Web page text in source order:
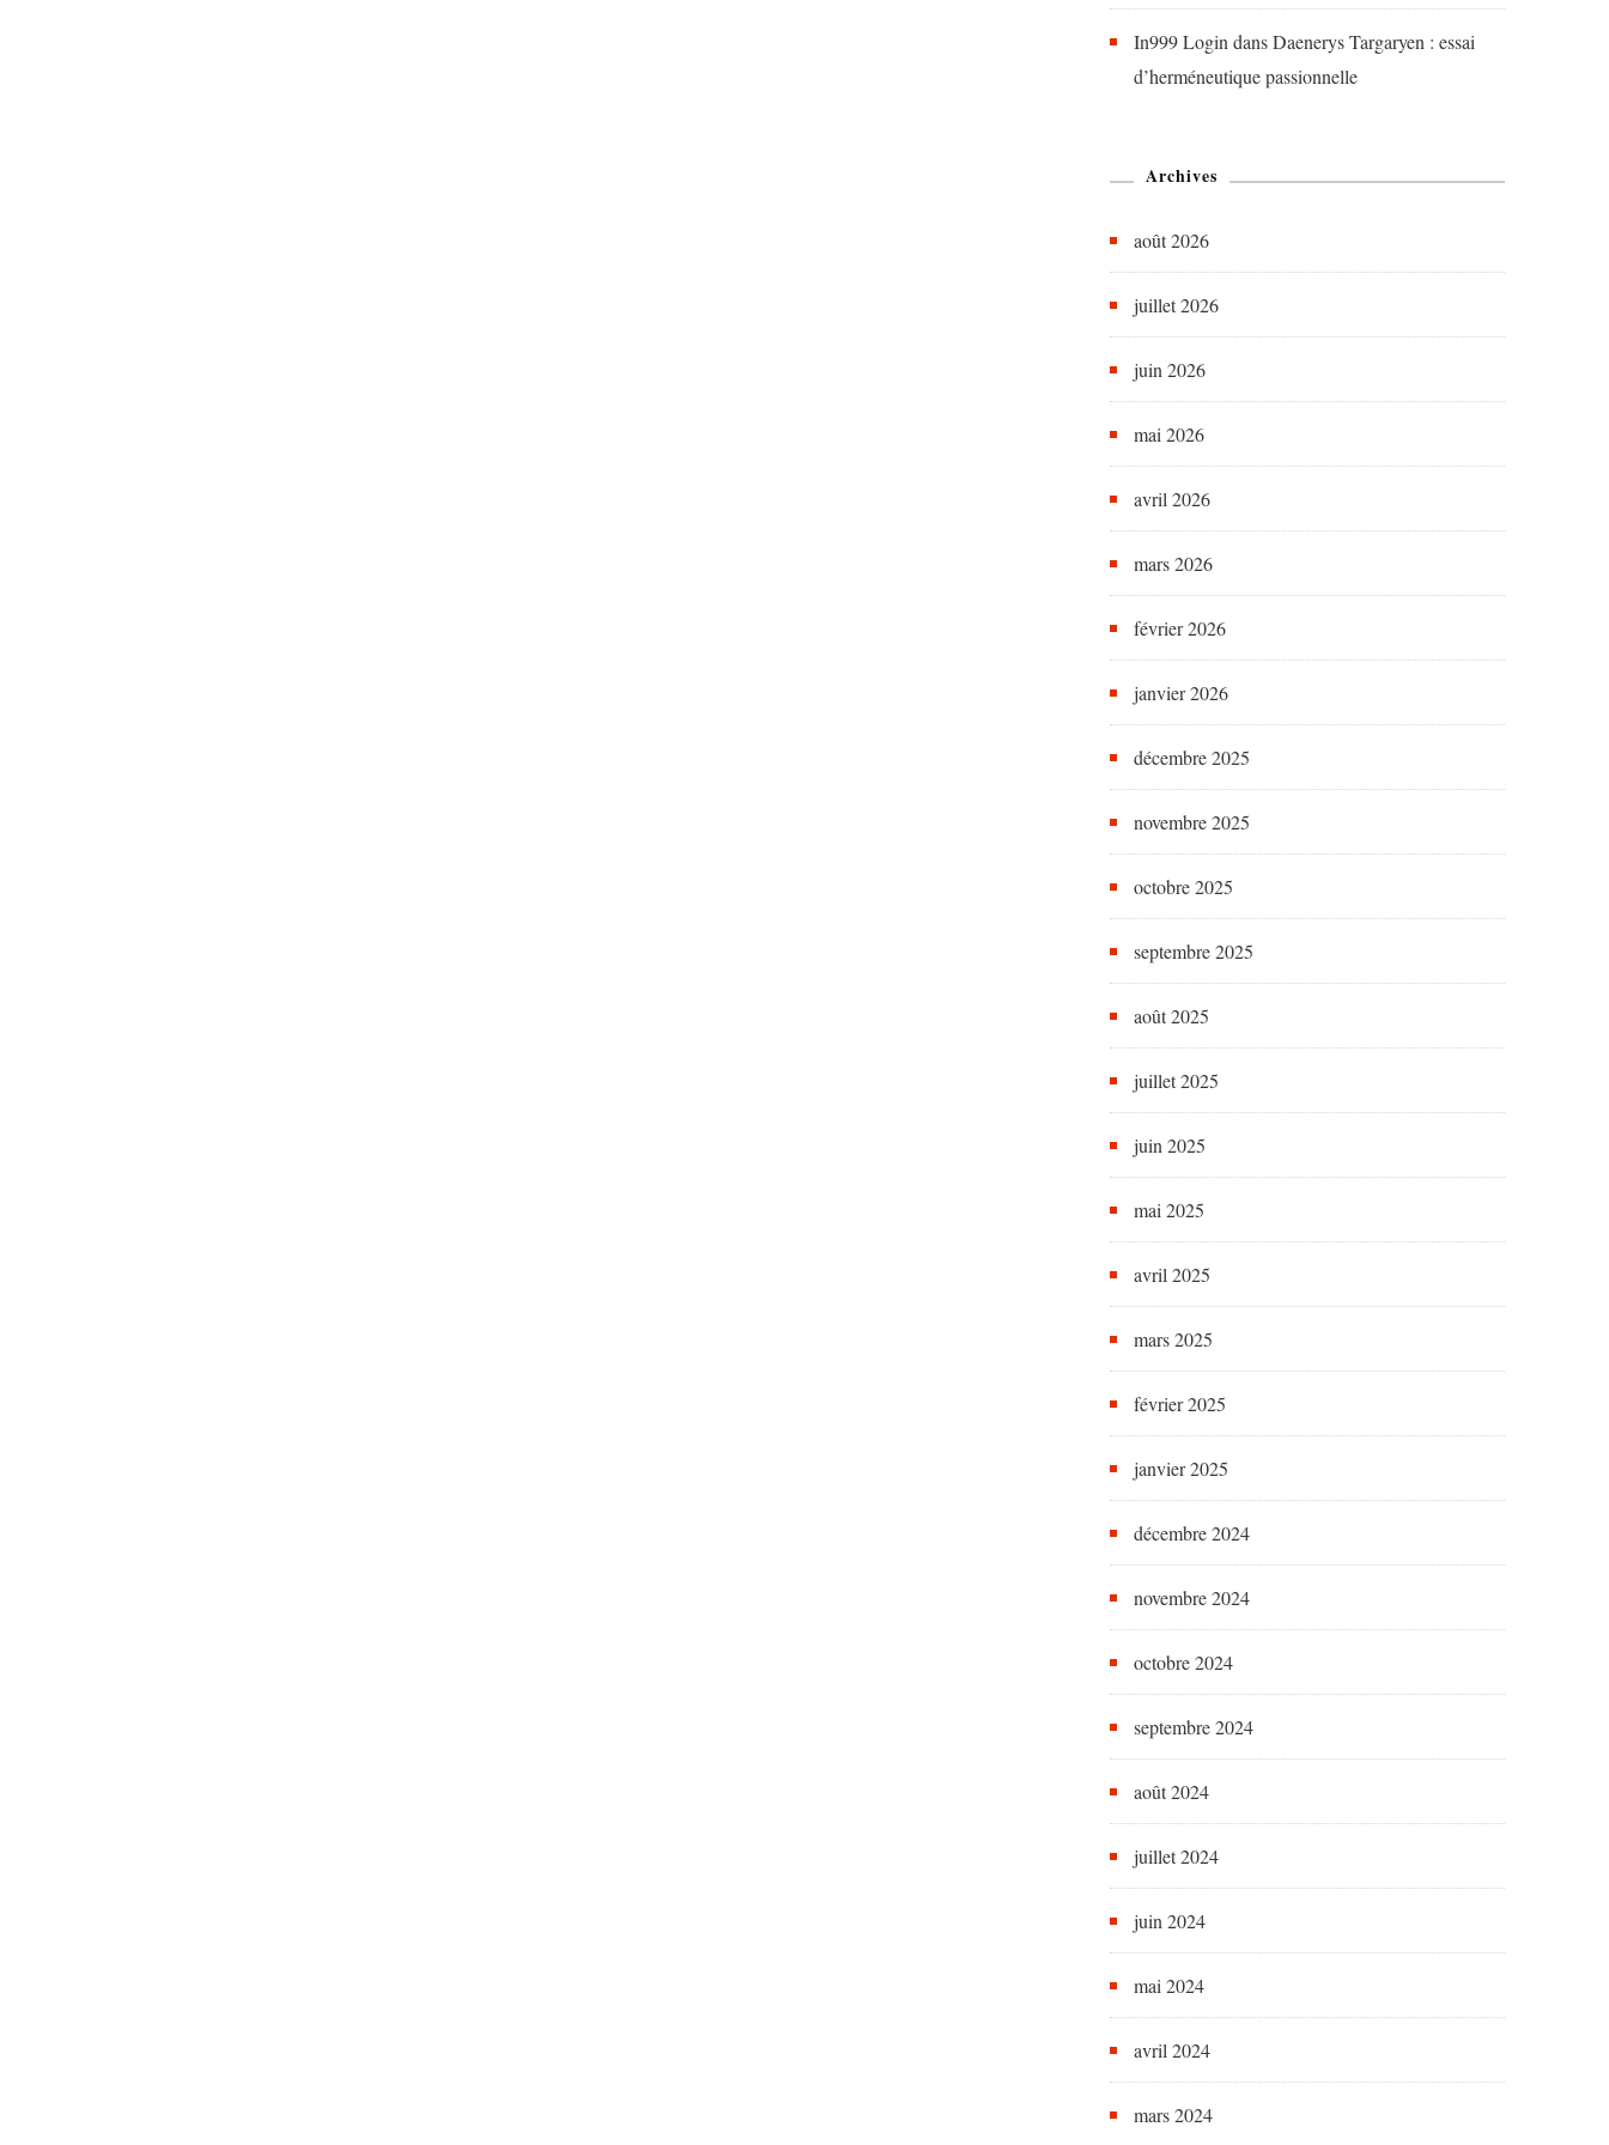
In999 LogindansDaenerys Targaryen : essai
d’herméneutique passionnelle
Archives
août 2026
juillet 2026
juin 2026
mai 2026
avril 2026
mars 2026
février 2026
janvier 2026
décembre 2025
novembre 2025
octobre 2025
septembre 2025
août 2025
juillet 2025
juin 2025
mai 2025
avril 2025
mars 2025
février 2025
janvier 2025
décembre 2024
novembre 2024
octobre 2024
septembre 2024
août 2024
juillet 2024
juin 2024
mai 2024
avril 2024
mars 2024